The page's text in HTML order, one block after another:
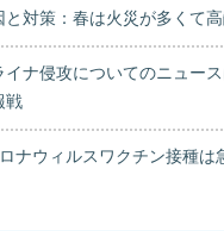
と対策：春は火災が多くて
イナ侵攻についてのニュー
戦
ナウィルスワクチン接種は